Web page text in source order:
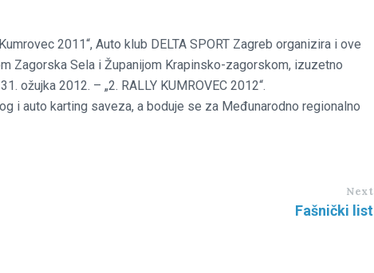
2011“, Auto klub DELTA SPORT Zagreb organizira i ove
Zagorska Sela i Županijom Krapinsko-zagorskom, izuzetno
ožujka 2012. – „2. RALLY KUMROVEC 2012“.
i auto karting saveza, a boduje se za Međunarodno regionalno
Next
Fašnički list